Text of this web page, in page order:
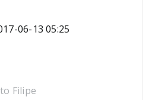
06-13 05:25
Filipe